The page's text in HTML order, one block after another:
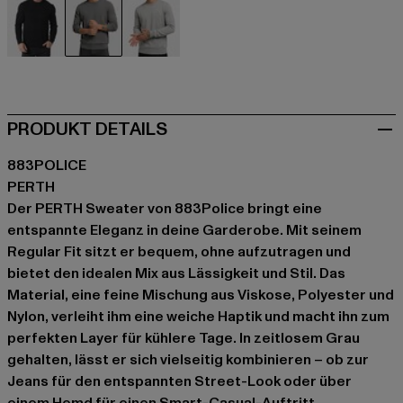
PRODUKT DETAILS
883POLICE
PERTH
Der PERTH Sweater von 883Police bringt eine
entspannte Eleganz in deine Garderobe. Mit seinem
Regular Fit sitzt er bequem, ohne aufzutragen und
bietet den idealen Mix aus Lässigkeit und Stil. Das
Material, eine feine Mischung aus Viskose, Polyester und
Nylon, verleiht ihm eine weiche Haptik und macht ihn zum
perfekten Layer für kühlere Tage. In zeitlosem Grau
gehalten, lässt er sich vielseitig kombinieren – ob zur
Jeans für den entspannten Street-Look oder über